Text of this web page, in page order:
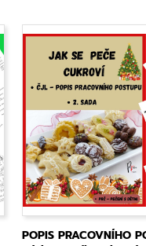
POPIS PRACOVNÍHO